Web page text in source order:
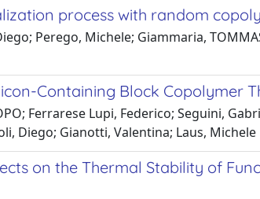
process with random
Perego, Michele; Giammaria,
Containing Block Copolymer
Ferrarese Lupi, Federico; Seguini,
Diego; Gianotti, Valentina; Laus, Michele
on the Thermal Stability of